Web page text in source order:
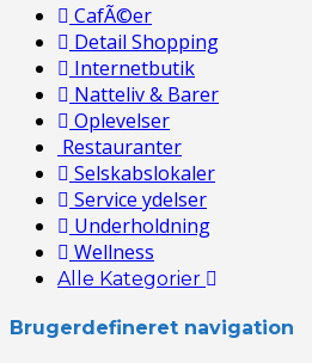
CafÃ©er
Detail Shopping
Internetbutik
Natteliv & Barer
Oplevelser
Restauranter
Selskabslokaler
Service ydelser
Underholdning
Wellness
Alle Kategorier
Brugerdefineret navigation